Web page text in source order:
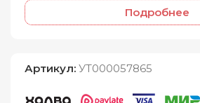
Подробнее
Артикул:УТ000057865